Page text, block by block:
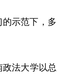
示范下，多
法大学以总